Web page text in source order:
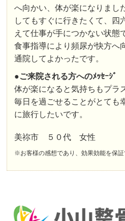
へ向かい、体が楽になりまし
してもすぐに行きたくて、四
えて仕事が手につかない状態
食事指導により頻尿が快方へ
通院してよかったです。
●ご来院される方へのﾒｯｾｰｼﾞ
体が楽になると気持ちもプラ
毎日を過ごせることがとても
に旅行したいです。
美祢市 ５０代 女性
※お客様の感想であり、効果効能を保証